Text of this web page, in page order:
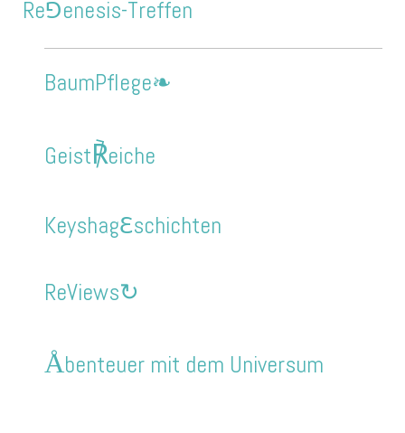
Re⅁enesis-Treffen
BaumPflege❧
Geist℟eiche
Keyshagℇschichten
ReViews↻
Åbenteuer mit dem Universum